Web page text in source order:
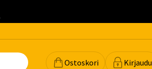
Ostoskori Kirjaudu